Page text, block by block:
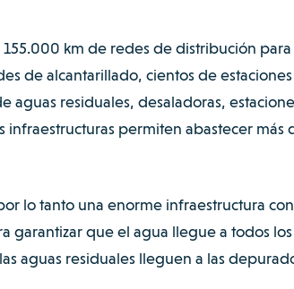
155.000 km de redes de distribución
de alcantarillado, cientos de
aguas residuales, desaladoras,
infraestructuras permiten abastecer
lo tanto una enorme infraestructura
garantizar que el agua llegue a todos
aguas residuales lleguen a las